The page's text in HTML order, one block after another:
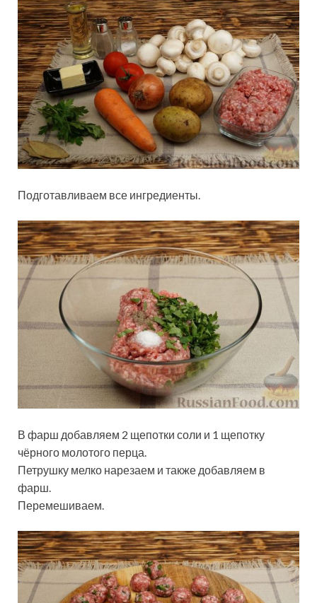
Подготавливаем все ингредиенты.
В фарш добавляем 2 щепотки соли и 1 щепотку
чёрного молотого перца.
Петрушку мелко нарезаем и также добавляем в
фарш.
Перемешиваем.